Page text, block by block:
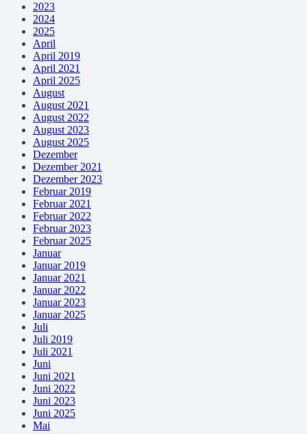
2023
2024
2025
April
April 2019
April 2021
April 2025
August
August 2021
August 2022
August 2023
August 2025
Dezember
Dezember 2021
Dezember 2023
Februar 2019
Februar 2021
Februar 2022
Februar 2023
Februar 2025
Januar
Januar 2019
Januar 2021
Januar 2022
Januar 2023
Januar 2025
Juli
Juli 2019
Juli 2021
Juni
Juni 2021
Juni 2022
Juni 2023
Juni 2025
Mai